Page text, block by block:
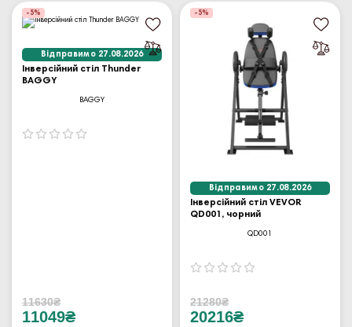
-5%
Відправимо 27.08.2026
Інверсійний стіл Thunder
BAGGY
BAGGY
11630₴
11049₴
-5%
Відправимо 27.08.2026
Інверсійний стіл VEVOR
QD001, чорний
QD001
21280₴
20216₴